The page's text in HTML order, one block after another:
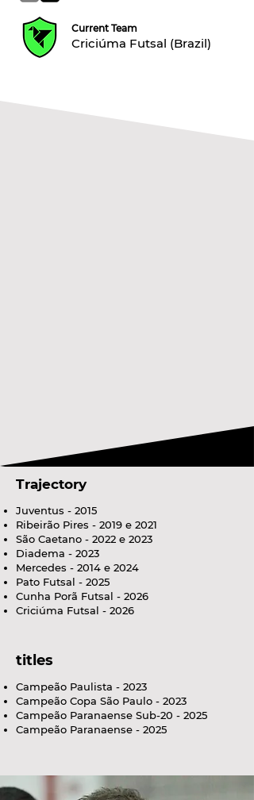
Current Team
Criciúma Futsal (Brazil)
Trajectory
Juventus - 2015
Ribeirão Pires - 2019 e 2021
São Caetano - 2022 e 2023
Diadema - 2023
Mercedes - 2014 e 2024
Pato Futsal - 2025
Cunha Porã Futsal - 2026
Criciúma Futsal - 2026
titles
Campeão Paulista - 2023
Campeão Copa São Paulo - 2023
Campeão Paranaense Sub-20 - 2025
Campeão Paranaense - 2025